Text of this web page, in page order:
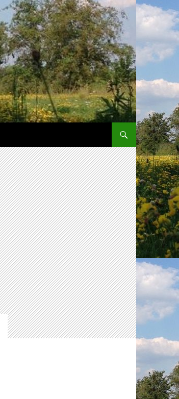
SPRING NAAR INHOUD